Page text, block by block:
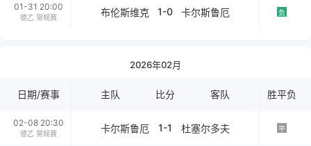
01-31 20:00
德乙 常规赛 布伦斯维克 1-0 卡尔斯鲁厄 负
2026年02月
日期/赛事 主队 比分 客队 胜平负
02-08 20:30
德乙 常规赛 卡尔斯鲁厄 1-1 杜塞尔多夫 平